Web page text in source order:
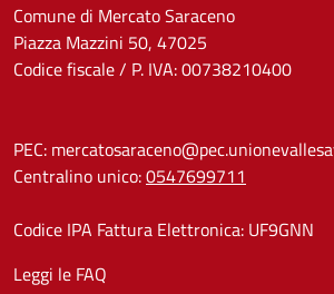
Comune di Mercato Saraceno
Piazza Mazzini 50, 47025
Codice fiscale / P. IVA: 00738210400
PEC:
Centralino unico:0547699711
Codice IPA Fattura Elettronica: UF9GNN
Leggi le FAQ